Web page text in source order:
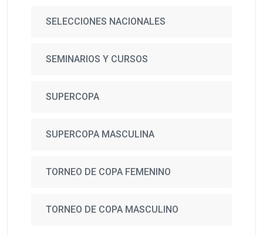
SELECCIONES NACIONALES
SEMINARIOS Y CURSOS
SUPERCOPA
SUPERCOPA MASCULINA
TORNEO DE COPA FEMENINO
TORNEO DE COPA MASCULINO